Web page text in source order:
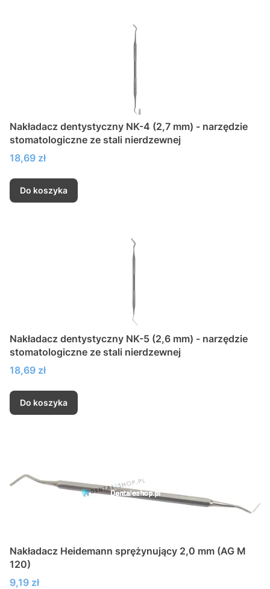
Nakładacz dentystyczny NK-4 (2,7 mm) - narzędzie
stomatologiczne ze stali nierdzewnej
Cena
18,69 zł
Do koszyka
Nakładacz dentystyczny NK-5 (2,6 mm) - narzędzie
stomatologiczne ze stali nierdzewnej
Cena
18,69 zł
Do koszyka
Nakładacz Heidemann sprężynujący 2,0 mm (AG M
120)
Cena
9,19 zł